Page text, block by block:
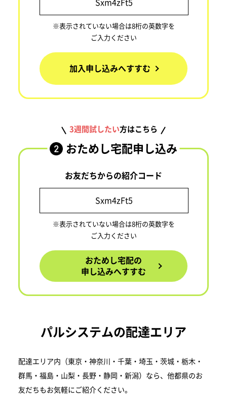
※表示されていない場合は8桁の英数字を
ご入力ください
加入申し込みへすすむ
3週間試したい方はこちら
おためし宅配申し込み
お友だちからの紹介コード
※表示されていない場合は8桁の英数字を
ご入力ください
おためし宅配の
申し込みへすすむ
パルシステムの配達エリア
配達エリア内（東京・神奈川・千葉・埼玉・茨城・栃木・
群馬・福島・山梨・長野・静岡・新潟）なら、他都県のお
友だちもお気軽にご紹介ください。